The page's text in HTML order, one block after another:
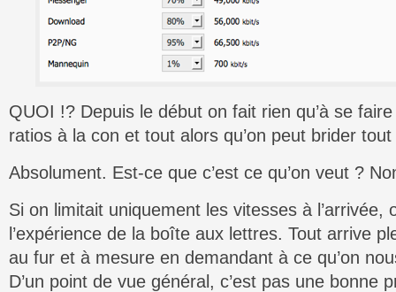
QUOI !? Depuis le début on fait rien qu’à se
ratios à la con et tout alors qu’on peut brider
Absolument. Est-ce que c’est ce qu’on veut ?
Si on limitait uniquement les vitesses à l’arrivée,
l’expérience de la boîte aux lettres. Tout arrive
au fur et à mesure en demandant à ce qu’on
D’un point de vue général, c’est pas une bonne